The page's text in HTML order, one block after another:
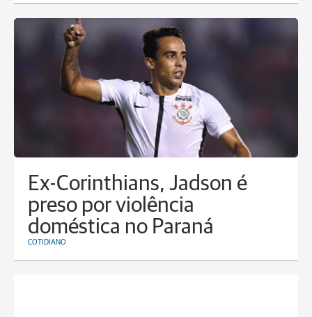
Ex-Corinthians, Jadson é
preso por violência
doméstica no Paraná
COTIDIANO